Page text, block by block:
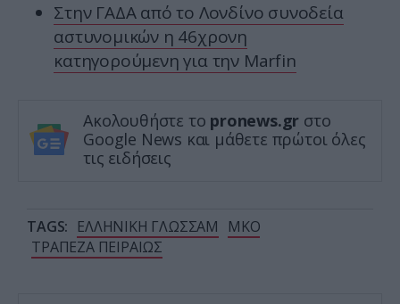
Στην ΓΑΔΑ από το Λονδίνο συνοδεία
αστυνομικών η 46χρονη
κατηγορούμενη για την Marfin
Ακολουθήστε το pronews.gr στο
Google News και μάθετε πρώτοι όλες
τις ειδήσεις
TAGS: ΕΛΛΗΝΙΚΗ ΓΛΩΣΣΑΜ
ΜΚΟ
ΤΡΑΠΕΖΑ ΠΕΙΡΑΙΩΣ